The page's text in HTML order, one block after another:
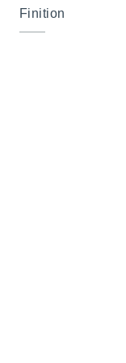
Finition